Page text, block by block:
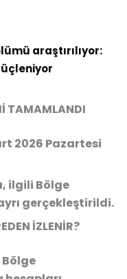
araştırılıyor:
TAMAMLANDI
2026 Pazartesi
ilgili Bölge
gerçekleştirildi.
İZLENİR?
Bölge